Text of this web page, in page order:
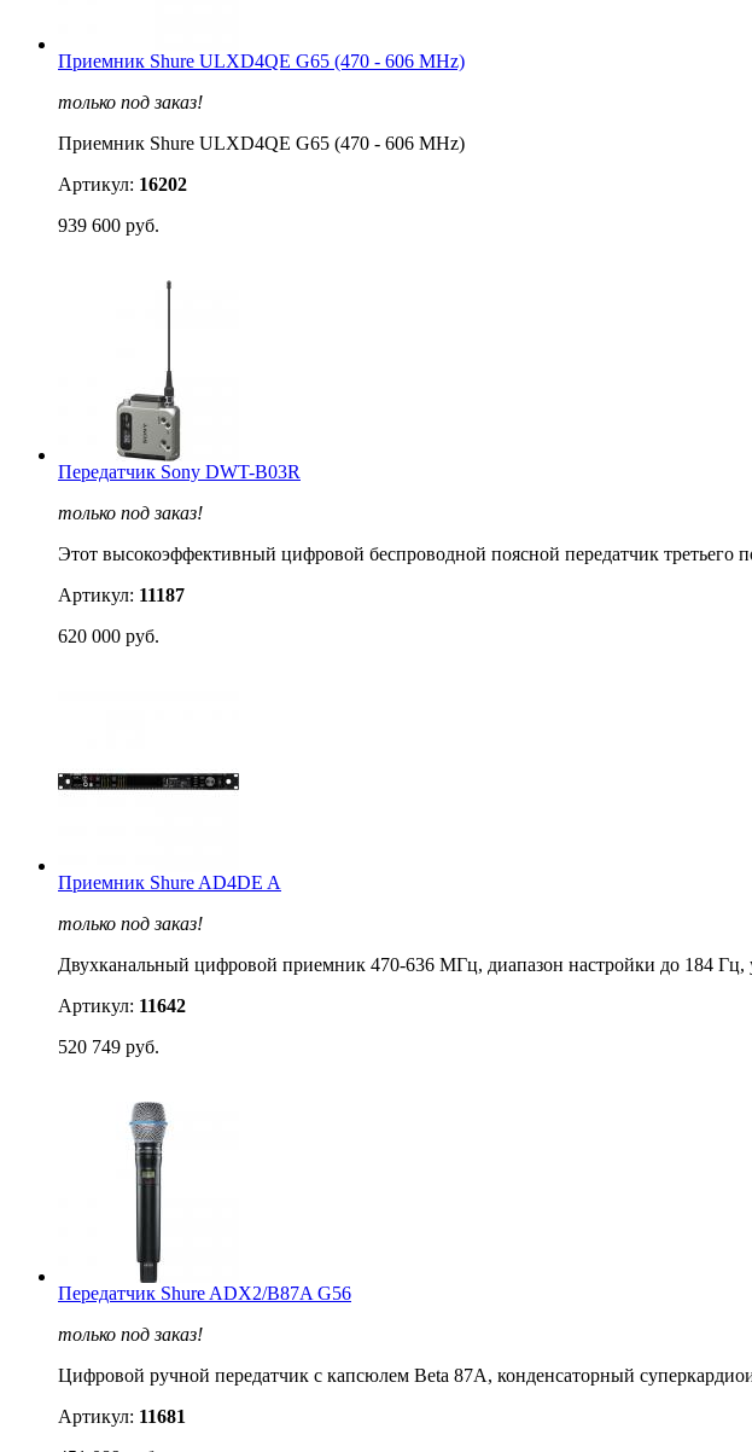
Приемник Shure ULXD4QE G65 (470 - 606 MHz)
только под заказ!
Приемник Shure ULXD4QE G65 (470 - 606 MHz)
Артикул: 16202
939 600 руб.
Передатчик Sony DWT-B03R
только под заказ!
Этот высокоэффективный цифровой беспроводной поясной передатчик третьего
Артикул: 11187
620 000 руб.
Приемник Shure AD4DE A
только под заказ!
Двухканальный цифровой приемник 470-636 МГц, диапазон настройки до 184
Артикул: 11642
520 749 руб.
Передатчик Shure ADX2/B87A G56
только под заказ!
Цифровой ручной передатчик с капсюлем Beta 87A, конденсаторный
Артикул: 11681